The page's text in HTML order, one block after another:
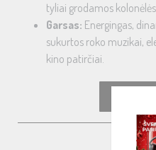
tyliai grodamos
Garsas: Energingas,
sukurtos roko muzikai,
kino patirčiai.